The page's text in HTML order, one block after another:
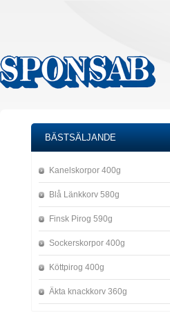
BÄSTSÄLJANDE
Kanelskorpor 400g
Blå Länkkorv 580g
Finsk Pirog 590g
Sockerskorpor 400g
Köttpirog 400g
Äkta knackkorv 360g